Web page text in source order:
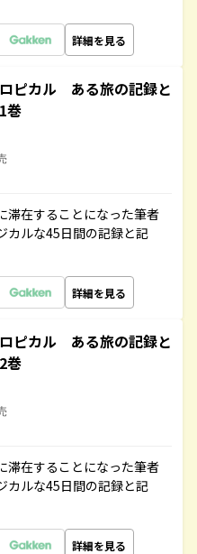
詳細を見る
ピカル ある旅の記録と
巻
滞在することになった筆者
カルな45日間の記録と記
詳細を見る
ピカル ある旅の記録と
巻
滞在することになった筆者
カルな45日間の記録と記
詳細を見る